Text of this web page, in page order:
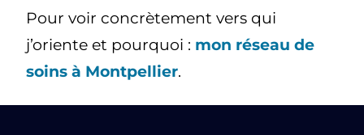
Pour voir concrètement vers qui
j’oriente et pourquoi : mon réseau de
soins à Montpellier.